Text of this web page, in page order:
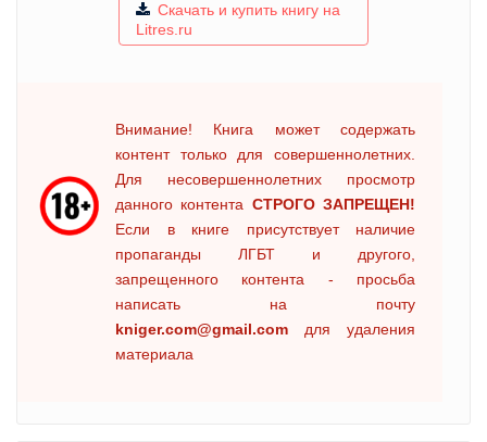
Скачать и купить книгу на
Litres.ru
Внимание! Книга может содержать
контент только для совершеннолетних.
Для несовершеннолетних просмотр
данного контента СТРОГО ЗАПРЕЩЕН!
Если в книге присутствует наличие
пропаганды ЛГБТ и другого,
запрещенного контента - просьба
написать на почту
kniger.com@gmail.com для удаления
материала